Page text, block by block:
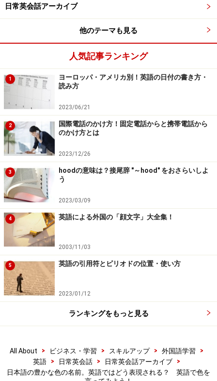
日常英会話アーカイブ
他のテーマも見る
人気記事ランキング
1
ヨーロッパ・アメリカ別！英語の日付の書き方・
読み方
2023/06/21
2
国際電話のかけ方！固定電話からと携帯電話から
のかけ方とは
2023/12/26
3
hoodの意味は？接尾辞 "～hood" をおさらいしよ
う
2023/03/09
4 英語による外国の「顔文字」大全集！
2003/11/03
5 英語の引用符とピリオドの位置・使い方
2023/01/12
ランキングをもっと見る
All About > ビジネス・学習 > スキルアップ > 外国語学習
>
英語
> 日常英会話 > 日常英会話アーカイブ
>
日本語の豊かな色の名前。英語ではどう表現される？ 英語で色を